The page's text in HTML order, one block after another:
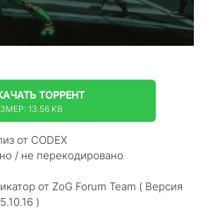
ТОРРЕНТ
13.56 KB
от CODEX
/ не перекодировано
от ZoG Forum Team ( Версия
)